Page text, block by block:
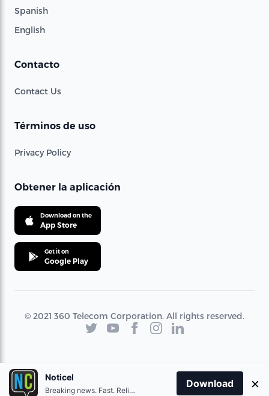
Spanish
English
Contacto
Contact Us
Términos de uso
Privacy Policy
Obtener la aplicación
Download on the
App Store
Get it on
Google Play
© 2021 360 Telecom Corporation. All rights reserved.
Noticel
Breaking news. Fast. Reliable.
Download ×